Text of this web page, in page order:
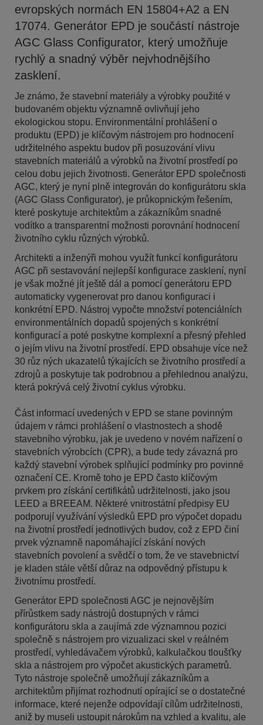
evropských normách EN 15804+A2 a EN
17074. Generátor EPD je součástí nástroje
AGC Glass Configurator, který umožňuje
rychlý a snadný výběr nejvhodnějšího
zasklení.
Je známo, že stavební materiály a výrobky použité v
budovaném objektu významně ovlivňují jeho
ekologickou stopu. Environmentální prohlášení o
produktu (EPD) je klíčovým nástrojem pro hodnocení
udržitelného aspektu budov při posuzování vlivu
stavebních materiálů a výrobků na životní prostředí po
celou dobu jejich životnosti. Generátor EPD společnosti
AGC, který je nyní plně integrován do konfigurátoru skla
(AGC Glass Configurator), je průkopnickým řešením,
které poskytuje architektům a zákazníkům snadné
vodítko a transparentní možnosti porovnání hodnocení
životního cyklu různých výrobků.
Architekti a inženýři mohou využít funkcí konfigurátoru
AGC při sestavování nejlepší konfigurace zasklení, nyní
je však možné jít ještě dál a pomocí generátoru EPD
automaticky vygenerovat pro danou konfiguraci i
konkrétní EPD. Nástroj vypočte množství potenciálních
environmentálních dopadů spojených s konkrétní
konfigurací a poté poskytne komplexní a přesný přehled
o jejím vlivu na životní prostředí. EPD obsahuje více než
30 růz ných ukazatelů týkajících se životního prostředí a
zdrojů a poskytuje tak podrobnou a přehlednou analýzu,
která pokrývá celý životní cyklus výrobku.
Část informací uvedených v EPD se stane povinným
údajem v rámci prohlášení o vlastnostech a shodě
stavebního výrobku, jak je uvedeno v novém nařízení o
stavebních výrobcích (CPR), a bude tedy závazná pro
každý stavební výrobek splňující podmínky pro povinné
označení CE. Kromě toho je EPD často klíčovým
prvkem pro získání certifikátů udržitelnosti, jako jsou
LEED a BREEAM. Některé vnitrostátní předpisy EU
podporují využívání výsledků EPD pro výpočet dopadu
na životní prostředí jednotlivých budov, což z EPD činí
prvek významně napomáhající získání nových
stavebních povolení a svědčí o tom, že ve stavebnictví
je kladen stále větší důraz na odpovědný přístupu k
životnímu prostředí.
Generátor EPD společnosti AGC je nejnovějším
přírůstkem sady nástrojů dostupných v rámci
konfigurátoru skla a zaujímá zde významnou pozici
společně s nástrojem pro vizualizaci skel v reálném
prostředí, vyhledávačem výrobků, kalkulačkou tloušťky
skla a nástrojem pro výpočet akustických parametrů.
Tyto nástroje společně umožňují zákazníkům a
architektům přijímat rozhodnutí opírající se o dostatečné
informace, které nejenže odpovídají cílům udržitelnosti,
aniž by museli ustoupit nárokům na vzhled a kvalitu, ale